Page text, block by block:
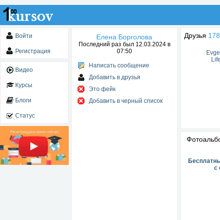
Войти
Регистрация
Видео
Курсы
Блоги
Статус
Елена Борголова
Последний раз был 12.03.2024 в
07:50
Написать сообщение
Добавить в друзья
Это фейк
Добавить в черный список
Друзья
с